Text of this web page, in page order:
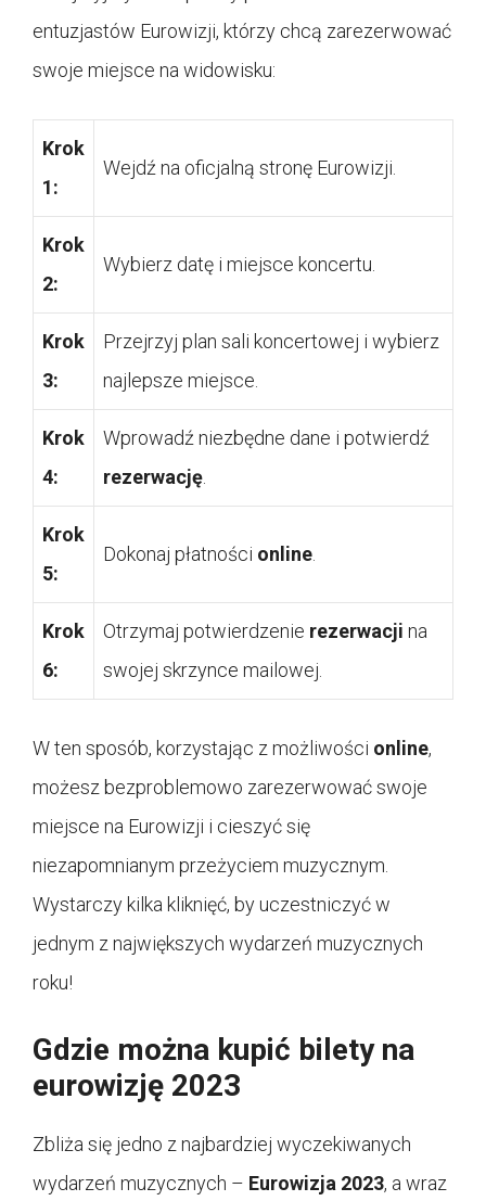
entuzjastów Eurowizji, którzy chcą zarezerwować
swoje miejsce na widowisku:
Krok
1:
Wejdź na oficjalną stronę Eurowizji.
Krok
2:
Wybierz datę i miejsce koncertu.
Krok
3:
Przejrzyj plan sali koncertowej i wybierz
najlepsze miejsce.
Krok
4:
Wprowadź niezbędne dane i potwierdź
rezerwację
Krok
5:
Dokonaj płatności online
Krok
6:
Otrzymaj potwierdzenie rezerwacji na
swojej skrzynce mailowej.
W ten sposób, korzystając z możliwości online,
możesz bezproblemowo zarezerwować swoje
miejsce na Eurowizji i cieszyć się
niezapomnianym przeżyciem muzycznym.
Wystarczy kilka kliknięć, by uczestniczyć w
jednym z największych wydarzeń muzycznych
roku!
Gdzie można kupić bilety na
eurowizję 2023
Zbliża się jedno z najbardziej wyczekiwanych
wydarzeń muzycznych – Eurowizja 2023, a wraz